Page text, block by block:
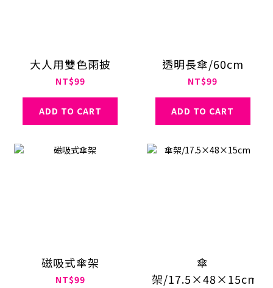
大人用雙色雨披
NT$99
ADD TO CART
透明長傘/60cm
NT$99
ADD TO CART
磁吸式傘架
NT$99
傘
架/17.5×48×15cm